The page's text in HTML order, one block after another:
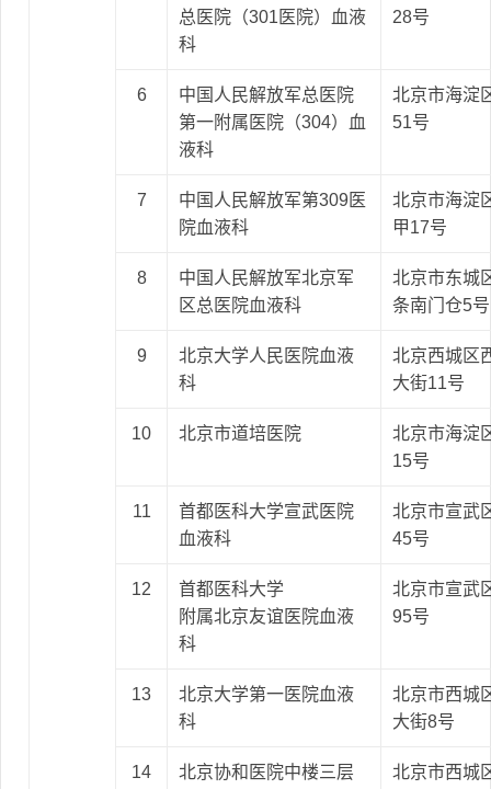
总医院（301医院）血液
科
28号
6
中国人民解放军总医院
第一附属医院（304）血
液科
北京市海淀
51号
7
中国人民解放军第309医
院血液科
北京市海淀
甲17号
8
中国人民解放军北京军
区总医院血液科
北京市东城
条南门仓5号
9
北京大学人民医院血液
科
北京西城区
大街11号
10 北京市道培医院
北京市海淀
15号
11
首都医科大学宣武医院
血液科
北京市宣武
45号
12
首都医科大学
附属北京友谊医院血液
科
北京市宣武
95号
13
北京大学第一医院血液
科
北京市西城
大街8号
14
北京协和医院中楼三层
北京市西城